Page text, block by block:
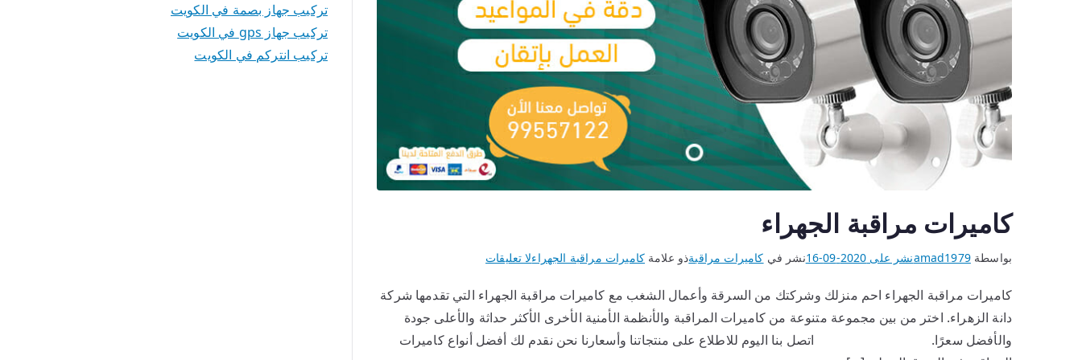
كاميرات مراقبة الجهراء
بواسطةamad1979نشر على 2020-09-16 نشر في كاميرات مراقبةذو علامة كاميرات مراقبة الجهراءلا تعليقات
كاميرات مراقبة الجهراء احم منزلك وشركتك من السرقة وأعمال الشغب مع كاميرات مراقبة الجهراء التي تقدمها شركة
دانة الزهراء. اختر من بين مجموعة متنوعة من كاميرات المراقبة والأنظمة الأمنية الأخرى الأكثر حداثة والأعلى جودة
والأفضل سعرًا. اتصل بنا اليوم للاطلاع على منتجاتنا وأسعارنا نحن نقدم لك أفضل أنواع كاميرات
تركيب جهاز بصمة في الكويت
تركيب جهاز gps في الكويت
تركيب انتركم في الكويت